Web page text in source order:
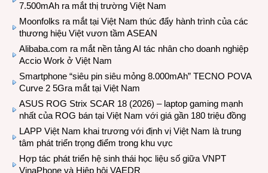
7.500mAh ra mắt thị trường Việt Nam
Moonfolks ra mắt tại Việt Nam thúc đẩy hành trình của các
thương hiệu Việt vươn tầm ASEAN
Alibaba.com ra mắt nền tảng AI tác nhân cho doanh nghiệp
Accio Work ở Việt Nam
Smartphone “siêu pin siêu mỏng 8.000mAh” TECNO POVA
Curve 2 5Gra mắt tại Việt Nam
ASUS ROG Strix SCAR 18 (2026) – laptop gaming mạnh
nhất của ROG bán tại Việt Nam với giá gần 180 triệu đồng
LAPP Việt Nam khai trương với định vị Việt Nam là trung
tâm phát triển trọng điểm trong khu vực
Hợp tác phát triển hệ sinh thái học liệu số giữa VNPT
VinaPhone và Hiệp hội VAEDR